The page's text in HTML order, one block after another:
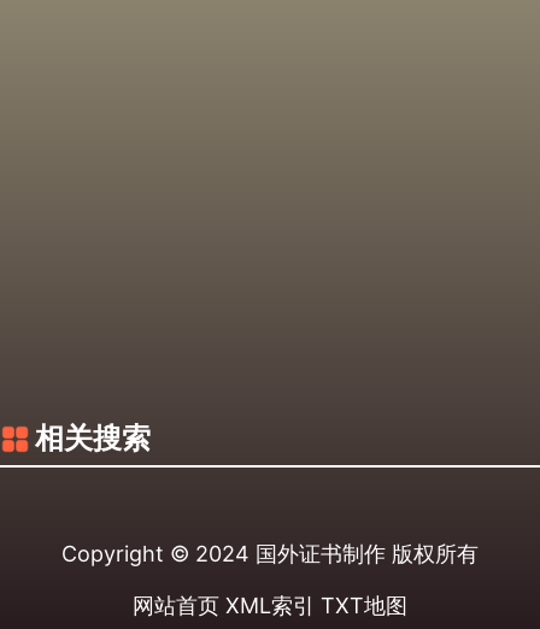
相关搜索
Copyright © 2024 国外证书制作 版权所有
网站首页 XML索引 TXT地图